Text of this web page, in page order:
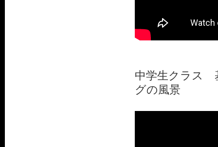
中学生クラス
グの風景